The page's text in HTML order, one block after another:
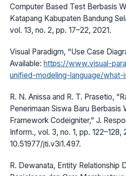
Computer Based Test Berbasis
Katapang Kabupaten Bandung
vol. 13, no. 2, pp. 17–22, 2021.
Visual Paradigm, “Use Case
Available: https://www.visual-
unified-modeling-language/
R. N. Anissa and R. T. Prasetio,
Penerimaan Siswa Baru Berbasis
Framework Codeigniter,” J.
Inform., vol. 3, no. 1, pp. 122–128,
10.51977/jti.v3i1.497.
R. Dewanata, Entity Relationship